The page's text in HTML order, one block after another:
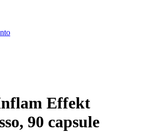
Effekt
90 capsule